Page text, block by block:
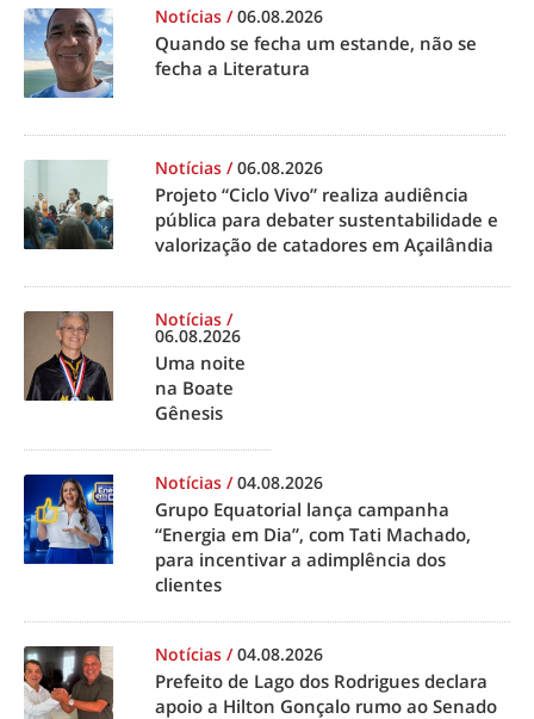
Notícias /06.08.2026
Quando se fecha um estande, não se
fecha a Literatura
Notícias /06.08.2026
Projeto “Ciclo Vivo” realiza audiência
pública para debater sustentabilidade e
valorização de catadores em Açailândia
Notícias /
06.08.2026
Uma noite
na Boate
Gênesis
Notícias /04.08.2026
Grupo Equatorial lança campanha
“Energia em Dia”, com Tati Machado,
para incentivar a adimplência dos
clientes
Notícias /04.08.2026
Prefeito de Lago dos Rodrigues declara
apoio a Hilton Gonçalo rumo ao Senado